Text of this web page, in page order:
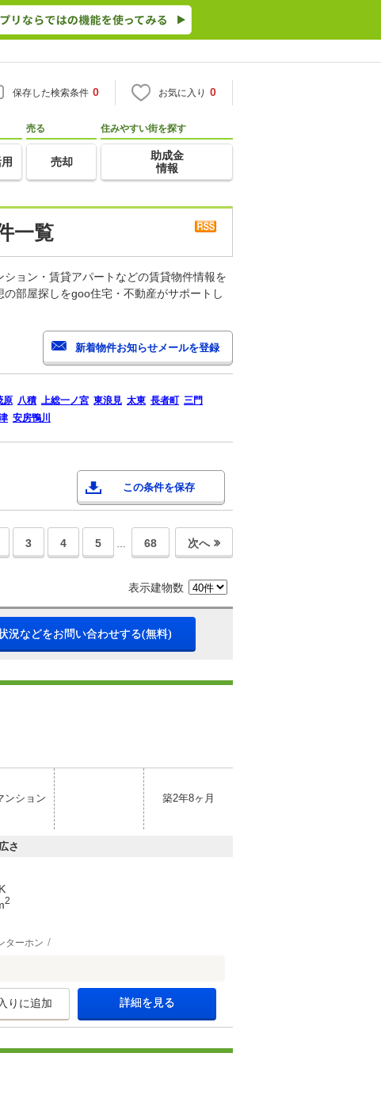
保存した検索条件 0 お気に入り 0
売る
売却
住みやすい街を探す
助成金
情報
一覧
ョン・賃貸アパートなどの賃貸物件情報を
部屋探しをgoo住宅・不動産がサポートし
原 八積 上総一ノ宮 東浪見 太東 長者町 三門
安房鴨川
この条件を保存
3 4 5 … 68 次へ
表示建物数
況などをお問い合わせする(無料)
ンション 築2年8ヶ月
さ
2
ターホン
りに追加 詳細を見る